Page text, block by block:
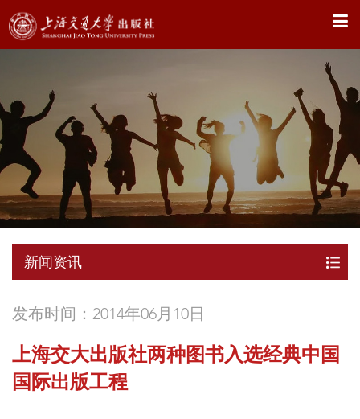
X
新闻资讯
发布时间：2014年06月10日
上海交大出版社两种图书入选经典中国
国际出版工程